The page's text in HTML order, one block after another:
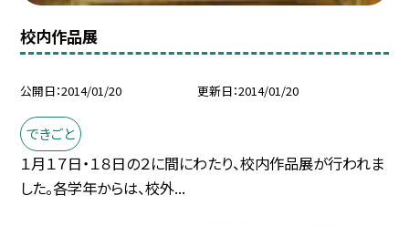
校内作品展
公開日 2014/01/20 更新日 2014/01/20
できごと
１月１７日・１８日の２に間にわたり、校内作品展が行われま
した。各学年からは、校外...